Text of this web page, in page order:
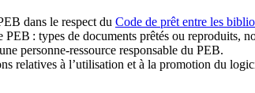
dans le respect du Code de prêt entre les
PEB : types de documents prêtés ou reproduits,
personne-ressource responsable du PEB.
relatives à l’utilisation et à la promotion du